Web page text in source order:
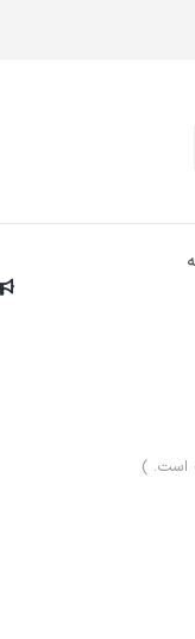
است. )